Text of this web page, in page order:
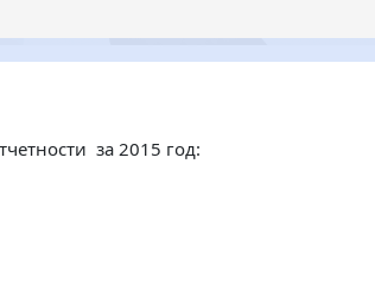
за 2015 год: